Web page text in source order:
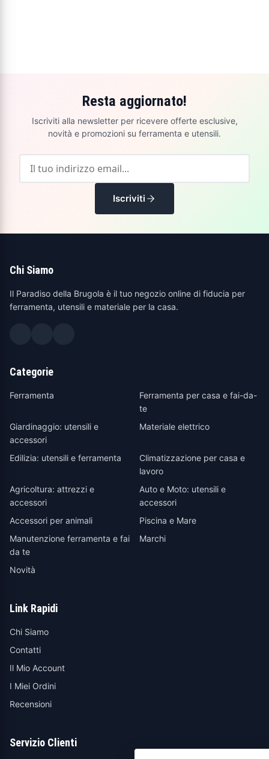
Resta aggiornato!
Iscriviti alla newsletter per ricevere offerte esclusive,
novità e promozioni su ferramenta e utensili.
Iscriviti
Chi Siamo
Il Paradiso della Brugola è il tuo negozio online di fiducia per
ferramenta, utensili e materiale per la casa.
Categorie
Ferramenta
Ferramenta per casa e fai-da-
te
Giardinaggio: utensili e
accessori
Materiale elettrico
Edilizia: utensili e ferramenta
Climatizzazione per casa e
lavoro
Agricoltura: attrezzi e
accessori
Auto e Moto: utensili e
accessori
Accessori per animali
Piscina e Mare
Manutenzione ferramenta e fai
da te
Marchi
Novità
Link Rapidi
Chi Siamo
Contatti
Il Mio Account
I Miei Ordini
Recensioni
Servizio Clienti